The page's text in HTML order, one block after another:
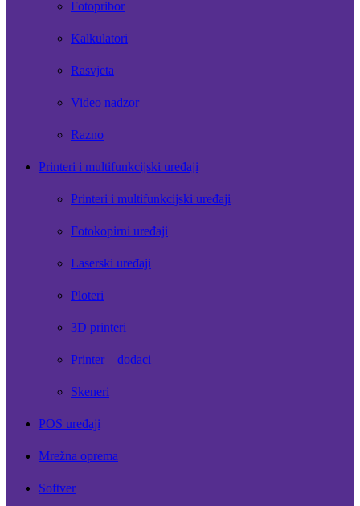
Fotopribor
Kalkulatori
Rasvjeta
Video nadzor
Razno
Printeri i multifunkcijski uređaji
Printeri i multifunkcijski uređaji
Fotokopirni uređaji
Laserski uređaji
Ploteri
3D printeri
Printer – dodaci
Skeneri
POS uređaji
Mrežna oprema
Softver